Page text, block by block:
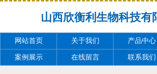
山西欣衡利生物科技有
网站首页 关于我们 产品中心
案例展示 在线留言 联系我们